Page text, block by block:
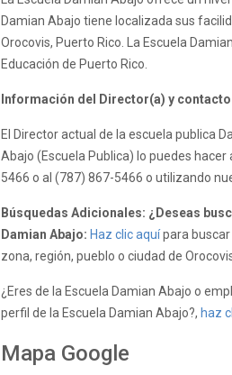
Damian Abajo tiene localizada sus
Orocovis, Puerto Rico. La Escuela
Educación de Puerto Rico.
Información del Director(a) y
El Director actual de la escuela publica
Abajo (Escuela Publica) lo puedes
5466 o al (787) 867-5466 o utilizando
Búsquedas Adicionales: ¿Deseas
Damian Abajo: Haz clic aquípara buscar
zona, región, pueblo o ciudad de
¿Eres de la Escuela Damian Abajo o
perfil de la Escuela Damian Abajo?, haz
Mapa Google